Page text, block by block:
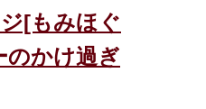
[もみほぐ
のかけ過ぎ